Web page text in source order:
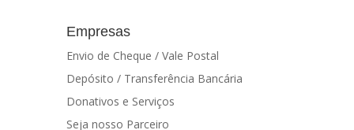
Empresas
Envio de Cheque / Vale Postal
Depósito / Transferência Bancária
Donativos e Serviços
Seja nosso Parceiro